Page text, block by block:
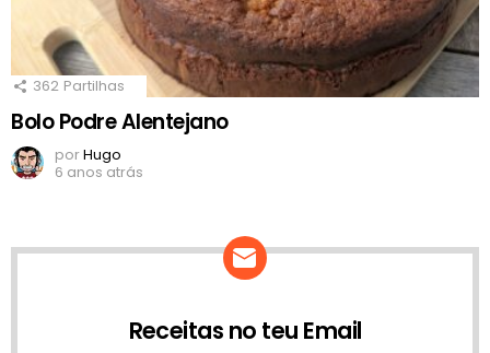
362 Partilhas
Bolo Podre Alentejano
porHugo
6 anos atrás
Receitas no teu Email